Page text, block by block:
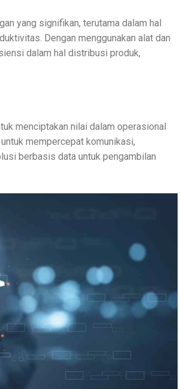
yang signifikan, terutama dalam hal
Dengan menggunakan alat dan
dalam hal distribusi produk,
menciptakan nilai dalam operasional
mempercepat komunikasi,
berbasis data untuk pengambilan